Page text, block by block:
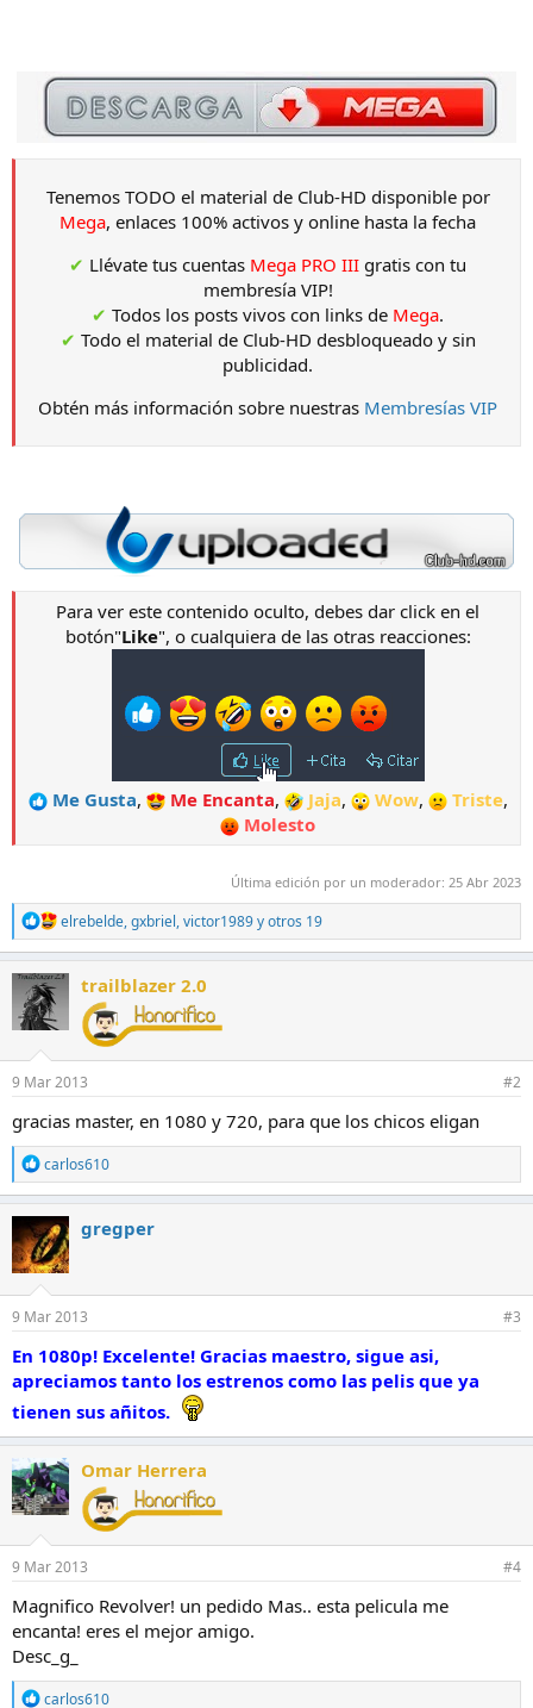
Tenemos TODO el material de Club-HD disponible por
Mega, enlaces 100% activos y online hasta la fecha
✔ Llévate tus cuentas Mega PRO III gratis con tu
membresía VIP!
✔ Todos los posts vivos con links de Mega.
✔ Todo el material de Club-HD desbloqueado y sin
publicidad.
Obtén más información sobre nuestras Membresías VIP
Para ver este contenido oculto, debes dar click en el
botón"Like", o cualquiera de las otras reacciones:
Me Gusta, Me Encanta, Jaja, Wow, Triste,
Molesto
Última edición por un moderador: 25 Abr 2023
R
e
a
c
o
e
s
elrebelde,gxbriel,victor1989y otros 19
trailblazer 2.0
9 Mar 2013 #2
gracias master, en 1080 y 720, para que los chicos eligan
R
e
a
c
c
i
o
n
e
s
:
carlos610
gregper
9 Mar 2013 #3
En 1080p! Excelente! Gracias maestro, sigue asi,
apreciamos tanto los estrenos como las pelis que ya
tienen sus añitos.
Omar Herrera
9 Mar 2013 #4
Magnifico Revolver! un pedido Mas.. esta pelicula me
encanta! eres el mejor amigo.
Desc_g_
R
carlos610